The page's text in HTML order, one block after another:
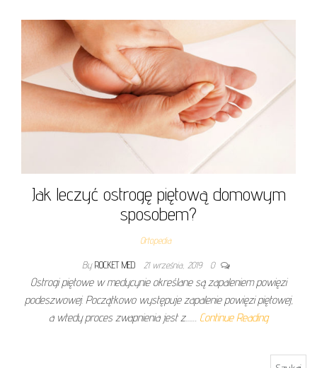
Jak leczyć ostrogę piętową domowym
sposobem?
Ortopedia
By ROCKET MED 21 września, 2019 0
Ostrogi piętowe w medycynie określane są zapaleniem powięzi
podeszwowej. Początkowo występuje zapalenie powięzi piętowej,
a wtedy proces zwapnienia jest z…… Continue Reading